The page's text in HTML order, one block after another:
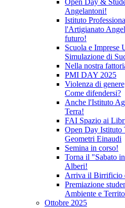
Open Day &
Angelantoni!
Istituto
l'Artigianato
futuro!
Scuola e Imprese
Simulazione di
Nella nostra
PMI DAY 2025
Violenza di
Come difendersi?
Anche l'Istituto
Terra!
FAI Spazio ai
Open Day Istituto
Geometri Einaudi
Semina in corso!
Torna il "Sabato
Alberi!
Arriva il Birrificio
Premiazione
Ambiente e
Ottobre 2025